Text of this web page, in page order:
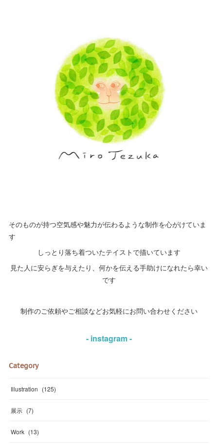
そのものが持つ空気感や魅力が伝わるような制作を心がけていま
す
しっとり落ち着ついたテイストで描いています
見た人に安らぎを与えたり、何かを伝える手助けになれたら幸い
です
制作のご依頼やご相談などお気軽にお問い合わせください
- instagram -
Category
Illustration (125)
展示 (7)
Work (13)